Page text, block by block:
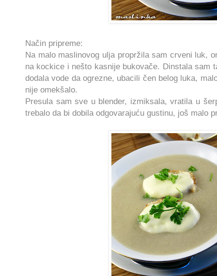
Način pripreme:
Na malo maslinovog ulja propržila sam crveni luk,
na kockice i nešto kasnije bukovače. Dinstala sam
dodala vode da ogrezne, ubacili čen belog luka,
nije omekšalo.
Presula sam sve u blender, izmiksala, vratila u
trebalo da bi dobila odgovarajuću gustinu, još malo